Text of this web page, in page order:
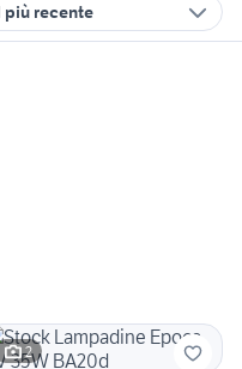
più recente
2